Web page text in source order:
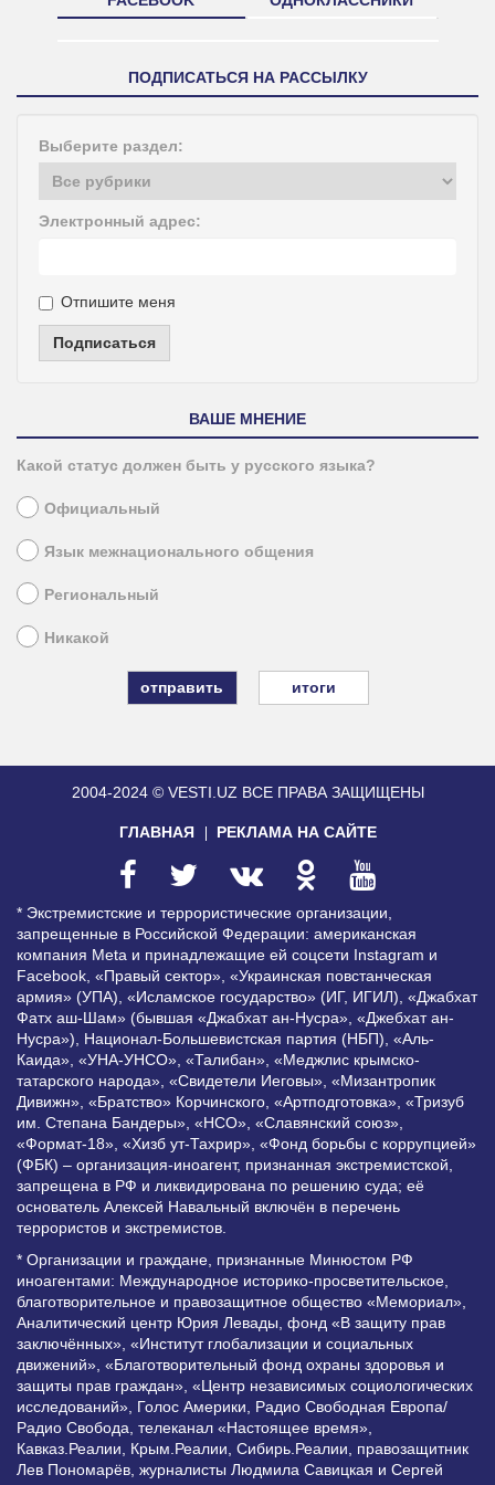
ПОДПИСАТЬСЯ НА РАССЫЛКУ
Выберите раздел:
Электронный адрес:
Отпишите меня
Подписаться
ВАШЕ МНЕНИЕ
Какой статус должен быть у русского языка?
Официальный
Язык межнационального общения
Региональный
Никакой
итоги
2004-2024 © VESTI.UZ ВСЕ ПРАВА ЗАЩИЩЕНЫ
ГЛАВНАЯ РЕКЛАМА НА САЙТЕ
* Экстремистские и террористические организации,
запрещенные в Российской Федерации: американская
компания Meta и принадлежащие ей соцсети Instagram и
Facebook, «Правый сектор», «Украинская повстанческая
армия» (УПА), «Исламское государство» (ИГ, ИГИЛ), «Джабхат
Фатх аш-Шам» (бывшая «Джабхат ан-Нусра», «Джебхат ан-
Нусра»), Национал-Большевистская партия (НБП), «Аль-
Каида», «УНА-УНСО», «Талибан», «Меджлис крымско-
татарского народа», «Свидетели Иеговы», «Мизантропик
Дивижн», «Братство» Корчинского, «Артподготовка», «Тризуб
им. Степана Бандеры», «НСО», «Славянский союз»,
«Формат-18», «Хизб ут-Тахрир», «Фонд борьбы с коррупцией»
(ФБК) – организация-иноагент, признанная экстремистской,
запрещена в РФ и ликвидирована по решению суда; её
основатель Алексей Навальный включён в перечень
террористов и экстремистов.
* Организации и граждане, признанные Минюстом РФ
иноагентами: Международное историко-просветительское,
благотворительное и правозащитное общество «Мемориал»,
Аналитический центр Юрия Левады, фонд «В защиту прав
заключённых», «Институт глобализации и социальных
движений», «Благотворительный фонд охраны здоровья и
защиты прав граждан», «Центр независимых социологических
исследований», Голос Америки, Радио Свободная Европа/
Радио Свобода, телеканал «Настоящее время»,
Кавказ.Реалии, Крым.Реалии, Сибирь.Реалии, правозащитник
Лев Пономарёв, журналисты Людмила Савицкая и Сергей